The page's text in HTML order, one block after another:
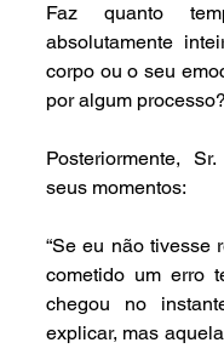
Faz quanto
absolutamente
corpo ou o seu
por algum processo?
Posteriormente,
seus momentos:
“Se eu não tivesse
cometido um erro
chegou no
explicar, mas